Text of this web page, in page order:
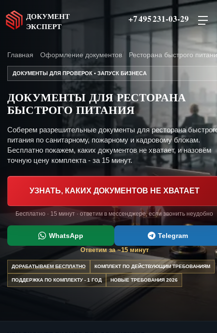
ДОКУМЕНТ
ЭКСПЕРТ
+7 495 231-03-29
Главная Оформление документов Ресторана быстрого
ДОКУМЕНТЫ ДЛЯ ПРОВЕРОК • ЗАПУСК БИЗНЕСА
ДОКУМЕНТЫ ДЛЯ РЕСТОРАНА
БЫСТРОГО ПИТАНИЯ
Соберем разрешительные документы для ресторана
питания по санитарному, пожарному и кадровому блокам.
Бесплатно покажем, каких документов не хватает, и назовём
точную цену комплекта - за 15 минут.
УЗНАТЬ, КАКИХ ДОКУМЕНТОВ НЕ ХВАТАЕТ
Бесплатно · 15 минут · ответим в мессенджере, если звонить неудобно
WhatsApp Telegram
Ответим за ~15 минут
ДОРАБАТЫВАЕМ БЕСПЛАТНО КОМПЛЕКТ ПО ДЕЙСТВУЮЩИМ ТРЕБОВАНИЯМ
ПОДДЕРЖКА ПО КОМПЛЕКТУ - 1 ГОД НОВЫЕ ТРЕБОВАНИЯ 2026